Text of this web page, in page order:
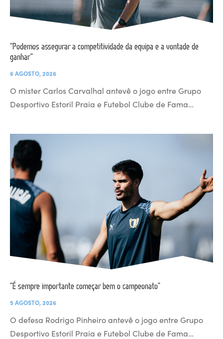
“Podemos assegurar a competitividade da equipa e a vontade de
ganhar”
6 AGOSTO, 2026
O mister Carlos Carvalhal antevê o jogo entre Grupo
Desportivo Estoril Praia e Futebol Clube de Fama…
“É sempre importante começar bem o campeonato”
5 AGOSTO, 2026
O defesa Rodrigo Pinheiro antevê o jogo entre Grupo
Desportivo Estoril Praia e Futebol Clube de Fama…